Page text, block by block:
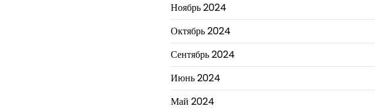
Ноябрь 2024
Октябрь 2024
Сентябрь 2024
Июнь 2024
Май 2024